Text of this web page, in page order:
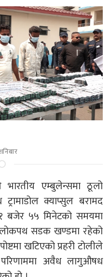
भारतीय एम्बुलेन्समा ठूलो
क्याप्सुल बरामद
बजेर ५५ मिनेटको समयमा
सडक खण्डमा रहेको
खटिएको प्रहरी टोलीले
अवैध लागुऔषध